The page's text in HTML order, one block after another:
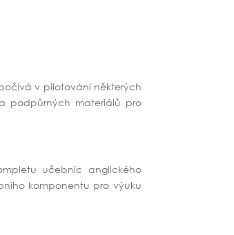
v pilotování některých
podpůrných materiálů pro
učebnic anglického
komponentu pro výuku